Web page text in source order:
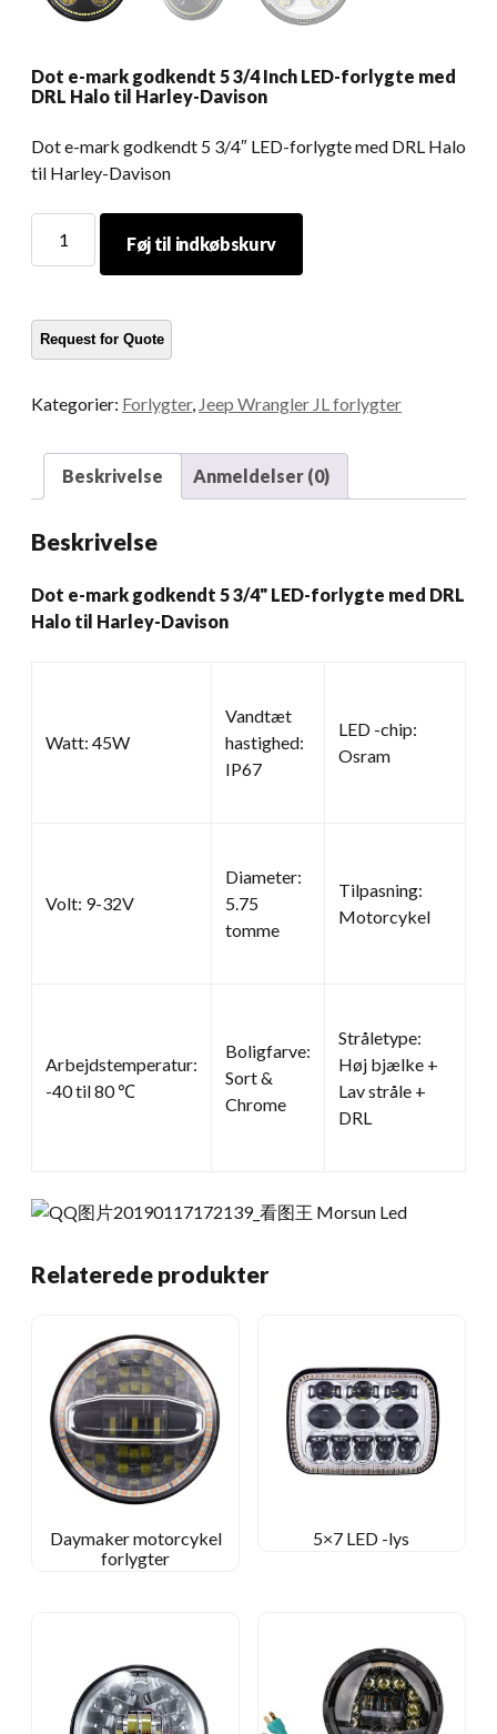
Dot e-mark godkendt 5 3/4 Inch LED-forlygte med
DRL Halo til Harley-Davison
Dot e-mark godkendt 5 3/4″ LED-forlygte med DRL Halo
til Harley-Davison
3/4
LED-
til
Davison
mængde
Føj til indkøbskurv
Kategorier: Forlygter, Jeep Wrangler JL forlygter
Beskrivelse Anmeldelser (0)
Beskrivelse
Dot e-mark godkendt 5 3/4" LED-forlygte med DRL
Halo til Harley-Davison
Watt: 45W
Vandtæt
hastighed:
IP67
LED -chip:
Osram
Volt: 9-32V
Diameter:
5.75
tomme
Tilpasning:
Motorcykel
Arbejdstemperatur:
-40 til 80 ℃
Boligfarve:
Sort &
Chrome
Stråletype:
Høj bjælke +
Lav stråle +
DRL
Relaterede produkter
Daymaker motorcykel
forlygter
5×7 LED -lys